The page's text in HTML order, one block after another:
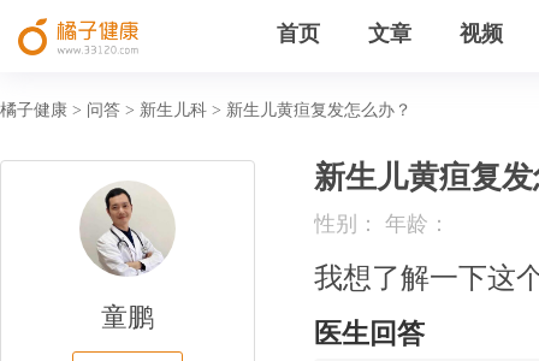
首页 文章 视频
橘子健康 > 问答 > 新生儿科 > 新生儿黄疸复发怎么办？
童鹏
新生儿黄疸复
性别： 年龄：
我想了解一下这
医生回答